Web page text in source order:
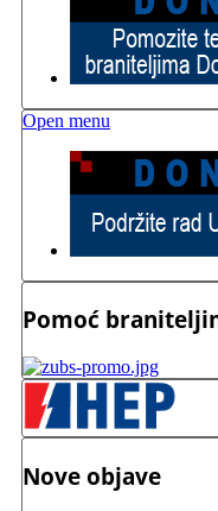
Open menu
Pomoć
Nove objave